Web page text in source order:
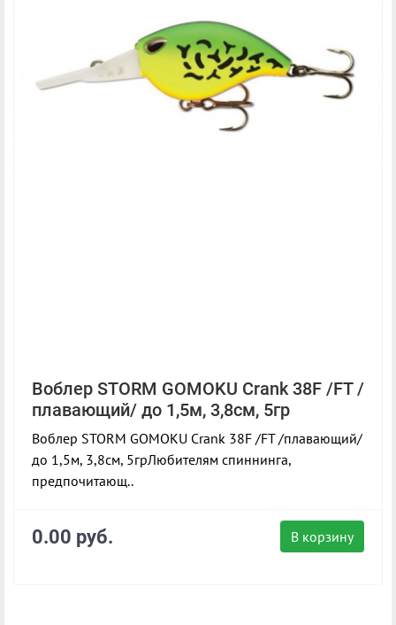
Воблер STORM GOMOKU Crank 38F /FT /
плавающий/ до 1,5м, 3,8см, 5гр
Воблер STORM GOMOKU Crank 38F /FT /плавающий/
до 1,5м, 3,8см, 5грЛюбителям спиннинга,
предпочитающ..
В корзину
0.00 руб.